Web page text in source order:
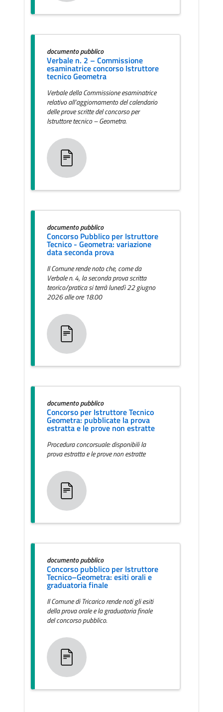
documento pubblico
Verbale n. 2 – Commissione
esaminatrice concorso Istruttore
tecnico Geometra
Verbale della Commissione esaminatrice
relativo all’aggiornamento del calendario
delle prove scritte del concorso per
Istruttore tecnico – Geometra.
documento pubblico
Concorso Pubblico per Istruttore
Tecnico - Geometra: variazione
data seconda prova
Il Comune rende noto che, come da
Verbale n. 4, la seconda prova scritta
teorico/pratica si terrà lunedì 22 giugno
2026 alle ore 18.00
documento pubblico
Concorso per Istruttore Tecnico
Geometra: pubblicate la prova
estratta e le prove non estratte
Procedura concorsuale: disponibili la
prova estratta e le prove non estratte
documento pubblico
Concorso pubblico per Istruttore
Tecnico–Geometra: esiti orali e
graduatoria finale
Il Comune di Tricarico rende noti gli esiti
della prova orale e la graduatoria finale
del concorso pubblico.